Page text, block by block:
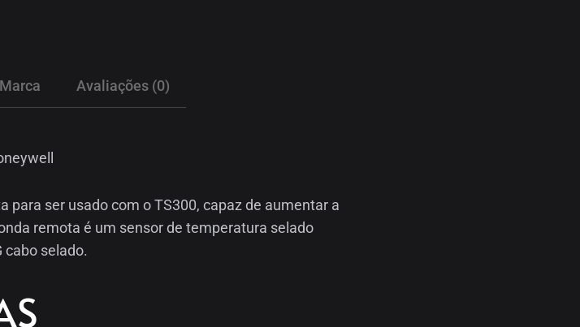
Marca Avaliações (0)
ser usado com o TS300, capaz de aumentar a
remota é um sensor de temperatura selado
cabo selado.